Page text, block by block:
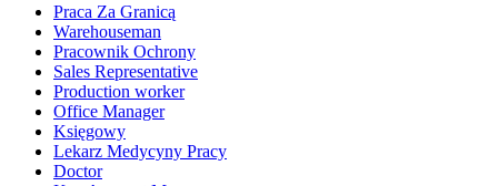
Praca Za Granicą
Warehouseman
Pracownik Ochrony
Sales Representative
Production worker
Office Manager
Księgowy
Lekarz Medycyny Pracy
Doctor